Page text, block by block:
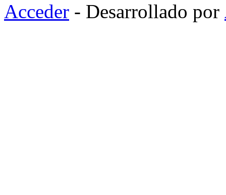
Acceder - Desarrollado por